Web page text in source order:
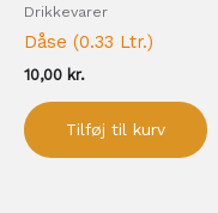
Drikkevarer
Dåse (0.33 Ltr.)
10,00 kr.
Tilføj til kurv